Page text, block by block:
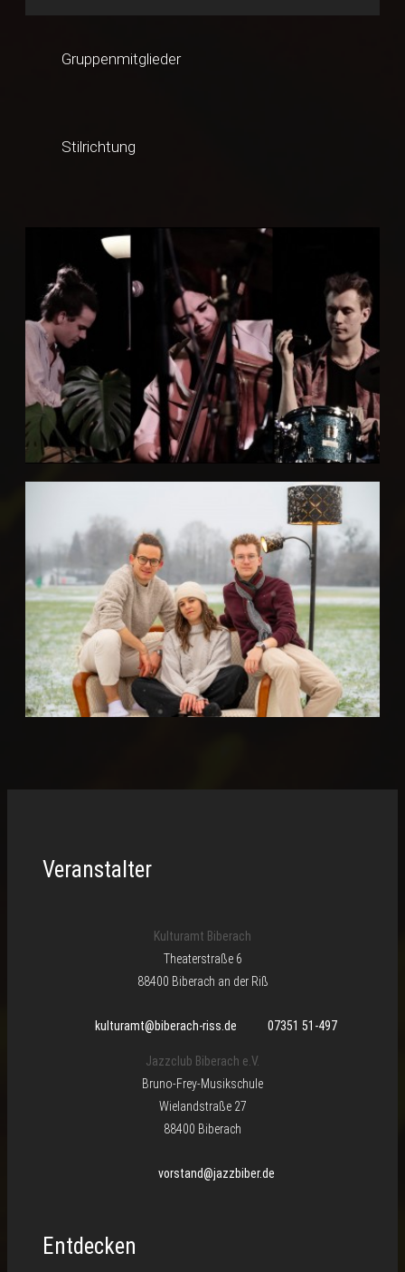
Gruppenmitglieder
Stilrichtung
Veranstalter
Kulturamt Biberach
Theaterstraße 6
88400 Biberach an der Riß
kulturamt@biberach-riss.de 07351 51-497
Jazzclub Biberach e.V.
Bruno-Frey-Musikschule
Wielandstraße 27
88400 Biberach
vorstand@jazzbiber.de
Entdecken